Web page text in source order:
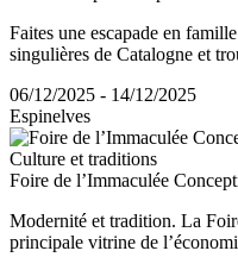
Faites une escapade en
singulières de Catalogne et
06/12/2025 - 14/12/2025
Espinelves
Culture et traditions
Foire de l’Immaculée
Modernité et tradition. La
principale vitrine de